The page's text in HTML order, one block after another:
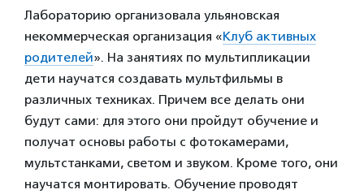
Лабораторию организовала ульяновская
некоммерческая организация «Клуб активных
родителей». На занятиях по мультипликации
дети научатся создавать мультфильмы в
различных техниках. Причем все делать они
будут сами: для этого они пройдут обучение и
получат основы работы с фотокамерами,
мультстанками, светом и звуком. Кроме того, они
научатся монтировать. Обучение проводят